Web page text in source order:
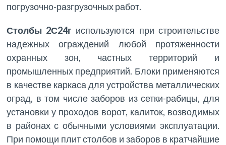
погрузочно-разгрузочных работ.
Столбы 2С24г используются при строительстве
надежных ограждений любой протяженности
охранных зон, частных территорий и
промышленных предприятий. Блоки применяются
в качестве каркаса для устройства металлических
оград, в том числе заборов из сетки-рабицы, для
установки у проходов ворот, калиток, возводимых
в районах с обычными условиями эксплуатации.
При помощи плит столбов и заборов в кратчайшие